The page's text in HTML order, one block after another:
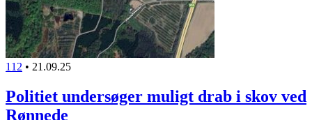
112 • 21.09.25
Politiet undersøger muligt drab i skov ved
Rønnede